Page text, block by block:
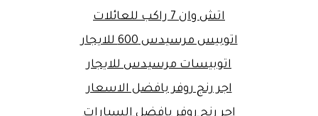
اتش وان 7 راكب للعائلات
اتوبيس مرسيدس 600 للايجار
اتوبيسات مرسيدس للايجار
اجر رنج روفر بافضل الاسعار
اجر رنج روفر بافضل السيارات